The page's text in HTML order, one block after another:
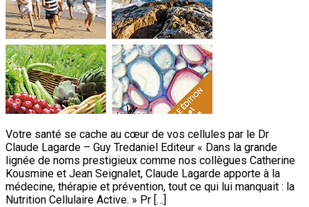
Votre santé se cache au cœur de vos cellules par le Dr
Claude Lagarde – Guy Tredaniel Editeur « Dans la grande
lignée de noms prestigieux comme nos collègues Catherine
Kousmine et Jean Seignalet, Claude Lagarde apporte à la
médecine, thérapie et prévention, tout ce qui lui manquait : la
Nutrition Cellulaire Active. » Pr […]